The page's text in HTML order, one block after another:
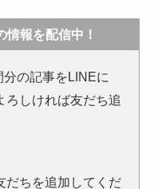
報を配信中！
の記事をLINEに
ろしければ友だち追
だちを追加してくだ